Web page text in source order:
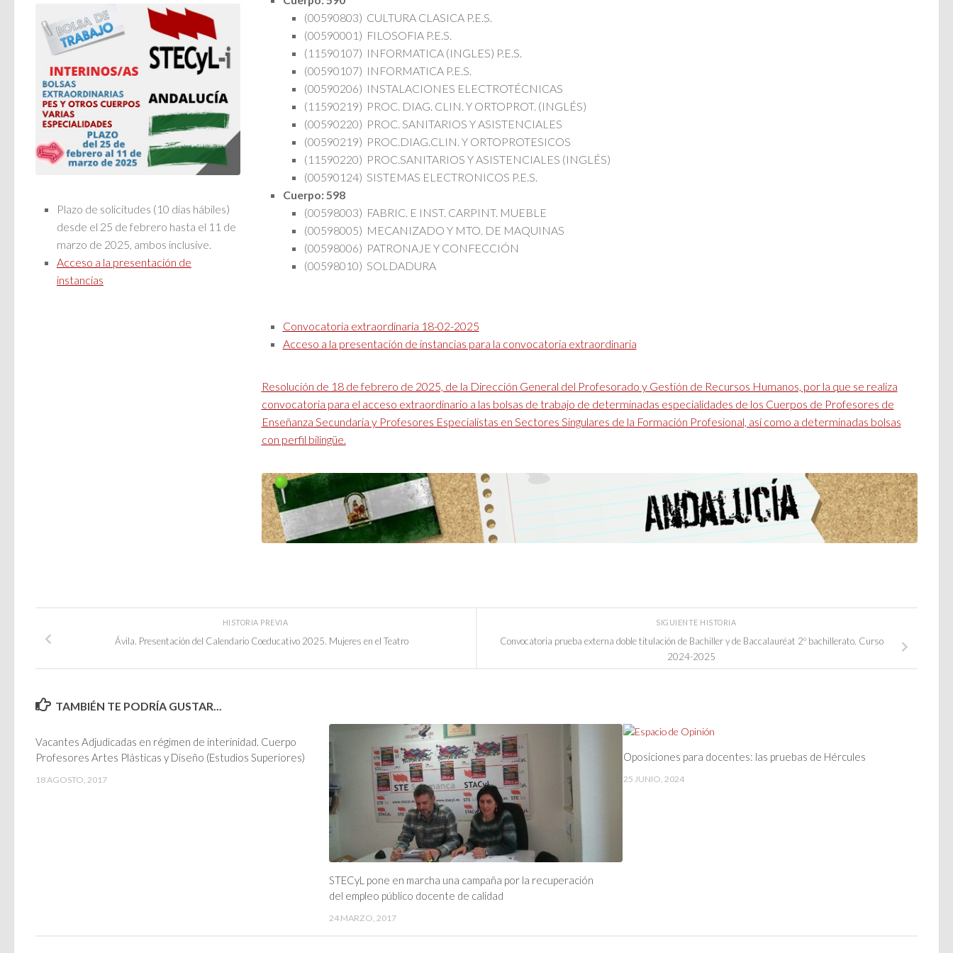
Plazo de solicitudes (10 días hábiles)
desde el 25 de febrero hasta el 11 de
marzo de 2025, ambos inclusive.
Acceso a la presentación de
instancias
(00590803) CULTURA CLASICA P.E.S.
(00590001) FILOSOFIA P.E.S.
(11590107) INFORMATICA (INGLES) P.E.S.
(00590107) INFORMATICA P.E.S.
(00590206) INSTALACIONES ELECTROTÉCNICAS
(11590219) PROC. DIAG. CLIN. Y ORTOPROT. (INGLÉS)
(00590220) PROC. SANITARIOS Y ASISTENCIALES
(00590219) PROC.DIAG.CLIN. Y ORTOPROTESICOS
(11590220) PROC.SANITARIOS Y ASISTENCIALES (INGLÉS)
(00590124) SISTEMAS ELECTRONICOS P.E.S.
Cuerpo: 598
(00598003) FABRIC. E INST. CARPINT. MUEBLE
(00598005) MECANIZADO Y MTO. DE MAQUINAS
(00598006) PATRONAJE Y CONFECCIÓN
(00598010) SOLDADURA
Convocatoria extraordinaria 18-02-2025
Acceso a la presentación de instancias para la convocatoria extraordinaria
Resolución de 18 de febrero de 2025, de la Dirección General del Profesorado y Gestión de Recursos Humanos, por la que se realiza
convocatoria para el acceso extraordinario a las bolsas de trabajo de determinadas especialidades de los Cuerpos de Profesores de
Enseñanza Secundaria y Profesores Especialistas en Sectores Singulares de la Formación Profesional, así como a determinadas bolsas
con perfil bilingüe.
SIGUIENTE HISTORIA
Convocatoria prueba externa doble titulación de Bachiller y de Baccalauréat 2º bachillerato. Curso
2024-2025
HISTORIA PREVIA
Ávila. Presentación del Calendario Coeducativo 2025. Mujeres en el Teatro
TAMBIÉN TE PODRÍA GUSTAR...
Vacantes Adjudicadas en régimen de interinidad. Cuerpo
Profesores Artes Plásticas y Diseño (Estudios Superiores)
18 AGOSTO, 2017
STECyL pone en marcha una campaña por la recuperación
del empleo público docente de calidad
24 MARZO, 2017
Oposiciones para docentes: las pruebas de Hércules
25 JUNIO, 2024